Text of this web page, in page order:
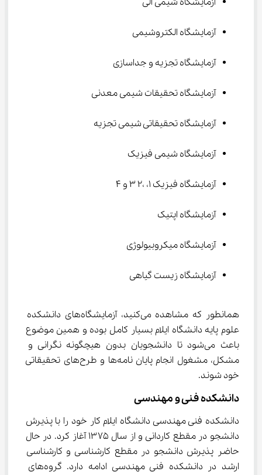
آزمایشگاه الکتروشیمی
آزمایشگاه تجزیه و جداسازی
آزمایشگاه تحقیقات شیمی معدنی
آزمایشگاه تحقیقاتی شیمی تجزیه
آزمایشگاه شیمی فیزیک
آزمایشگاه فیزیک ۱، ،۲ ۳ و ۴
آزمایشگاه اپتیک
آزمایشگاه میکروبیولوژی
آزمایشگاه زیست گیاهی
همانطور که مشاهده می‌کنید، آزمایشگاه‌های دانشکده
علوم پایه دانشگاه ایلام بسیار کامل بوده و همین موضوع
باعث می‌شود تا دانشجویان بدون هیچگونه نگرانی و
مشکل، مشغول انجام پایان نامه‌ها و طرح‌های تحقیقاتی
خود شوند.
دانشکده فنی و مهندسی
دانشکده فنی مهندسی دانشگاه ایلام کار خود را با پذیرش
دانشجو در مقطع کاردانی و از سال ۱۳۷۵ آغاز کرد. در حال
حاضر پذیرش دانشجو در مقطع کارشناسی و کارشناسی
ارشد در دانشکده فنی مهندسی ادامه دارد. گروه‌های